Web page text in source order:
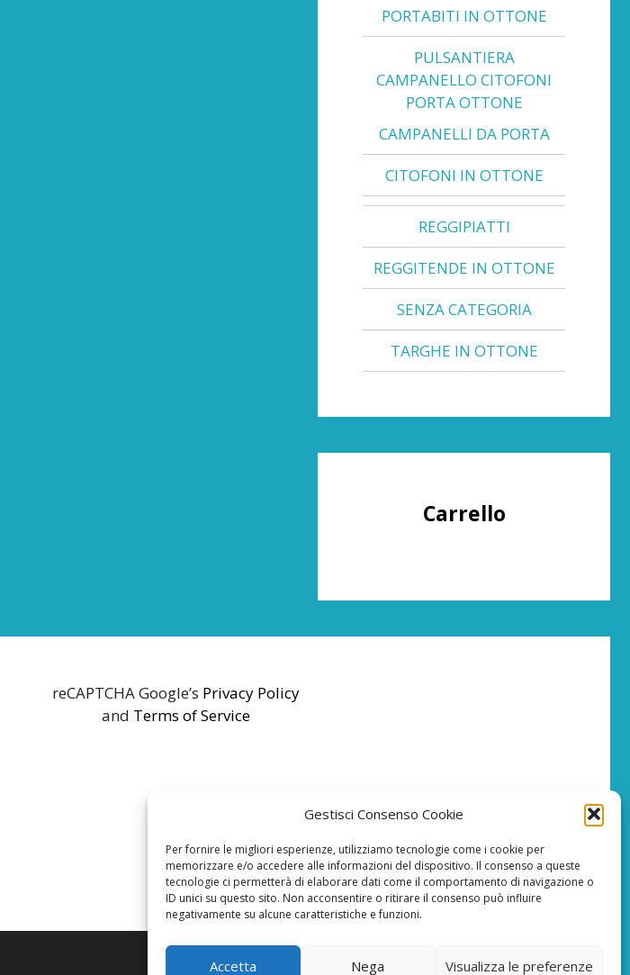
Gestisci Consenso Cookie
Per fornire le migliori esperienze, utilizziamo tecnologie come i cookie per
memorizzare e/o accedere alle informazioni del dispositivo. Il consenso a queste
tecnologie ci permetterà di elaborare dati come il comportamento di navigazione o
ID unici su questo sito. Non acconsentire o ritirare il consenso può influire
negativamente su alcune caratteristiche e funzioni.
Accetta Nega Visualizza le preferenze
PORTABITI IN OTTONE
PULSANTIERA
CAMPANELLO CITOFONI
PORTA OTTONE
CAMPANELLI DA PORTA
CITOFONI IN OTTONE
REGGIPIATTI
REGGITENDE IN OTTONE
SENZA CATEGORIA
TARGHE IN OTTONE
Carrello
reCAPTCHA Google’s Privacy Policy
and Terms of Service